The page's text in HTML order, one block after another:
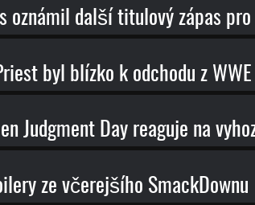
oznámil další titulový zápas
byl blízko k odchodu z
Judgment Day reaguje na
ze včerejšího SmackDownu